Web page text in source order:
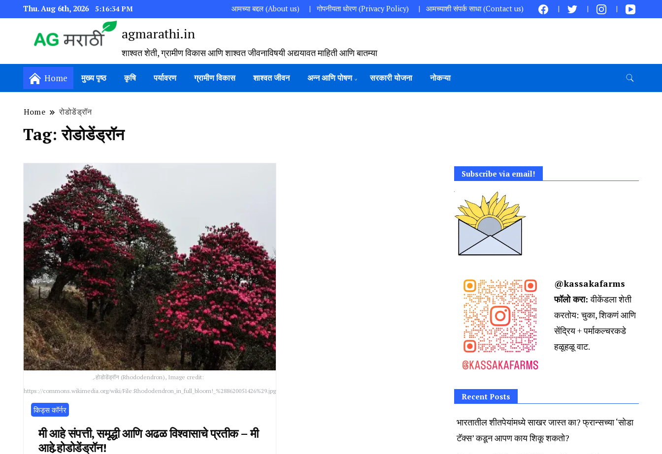
Thu. Aug 6th, 2026 5:16:35 PM आमच्या बद्दल (About us) गोपनीयता धोरण (Privacy Policy) आमच्याशी संपर्क साधा (Contact us)
agmarathi.in
शाश्वत शेती, ग्रामीण विकास आणि शाश्वत जीवनाविषयी अद्ययावत माहिती आणि बातम्या
Home मुख्य पृष्ठ कृषि पर्यावरण ग्रामीण विकास शाश्वत जीवन अन्न आणि पोषण सरकारी योजना नोकऱ्या
Home रोडोडेंड्रॉन
Tag:रोडोडेंड्रॉन
र्‍होडोडेंड्रॉन (Rhododendron), Image credit:
https://commons.wikimedia.org/wiki/File:Rhododendron_in_full_bloom!_%288620051426%29.jpg
किड्स कॉर्नर
मी आहे संपत्ती, समृद्धी आणि अढळ विश्वासाचे प्रतीक – मी
आहे र्‍होडोडेंड्रॉन!
Subscribe via email!
@kassakafarms
फॉलो करा:वीकेंडला शेती
करतोय: चुका, शिकणं आणि
सेंद्रिय + पर्माकल्चरकडे
हळूहळू वाट.
Recent Posts
भारतातील शीतपेयांमध्ये साखर जास्त का? फ्रान्सच्या ‘सोडा
टॅक्स’ कडून आपण काय शिकू शकतो?